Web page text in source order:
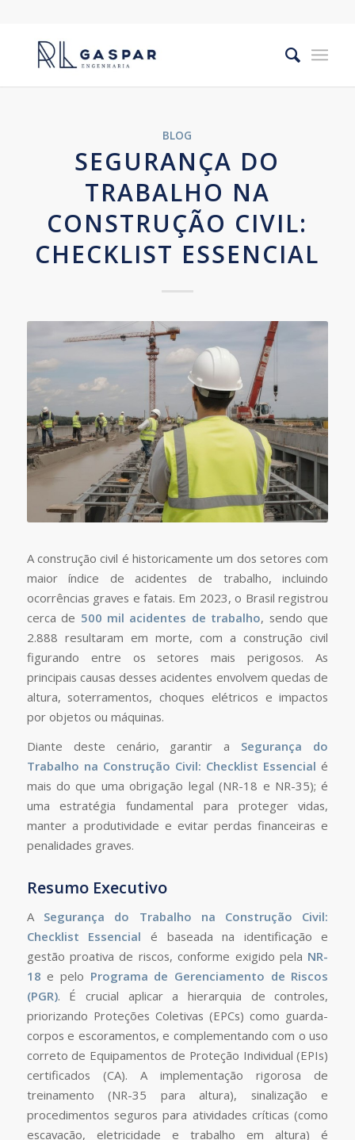
BLOG
SEGURANÇA DO
TRABALHO NA
CONSTRUÇÃO CIVIL:
CHECKLIST ESSENCIAL
A construção civil é historicamente um dos setores com
maior índice de acidentes de trabalho, incluindo
ocorrências graves e fatais. Em 2023, o Brasil registrou
cerca de 500 mil acidentes de trabalho, sendo que
2.888 resultaram em morte, com a construção civil
figurando entre os setores mais perigosos. As
principais causas desses acidentes envolvem quedas de
altura, soterramentos, choques elétricos e impactos
por objetos ou máquinas.
Diante deste cenário, garantir a Segurança do
Trabalho na Construção Civil: Checklist Essencial é
mais do que uma obrigação legal (NR-18 e NR-35); é
uma estratégia fundamental para proteger vidas,
manter a produtividade e evitar perdas financeiras e
penalidades graves.
Resumo Executivo
A Segurança do Trabalho na Construção Civil:
Checklist Essencial é baseada na identificação e
gestão proativa de riscos, conforme exigido pela NR-
18 e pelo Programa de Gerenciamento de Riscos
(PGR). É crucial aplicar a hierarquia de controles,
priorizando Proteções Coletivas (EPCs) como guarda-
corpos e escoramentos, e complementando com o uso
correto de Equipamentos de Proteção Individual (EPIs)
certificados (CA). A implementação rigorosa de
treinamento (NR-35 para altura), sinalização e
procedimentos seguros para atividades críticas (como
escavação, eletricidade e trabalho em altura) é